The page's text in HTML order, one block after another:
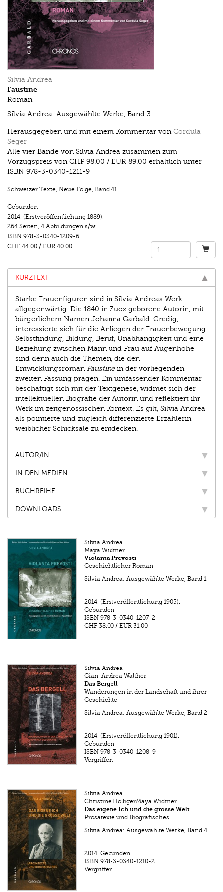
Silvia Andrea
Faustine
Roman
Silvia Andrea: Ausgewählte Werke, Band 3
Herausgegeben und mit einem Kommentar von Cordula
Seger
Alle vier Bände von Silvia Andrea zusammen zum
Vorzugspreis von CHF 98.00 / EUR 89.00 erhältlich unter
ISBN 978-3-0340-1211-9
Schweizer Texte, Neue Folge, Band 41
Gebunden
2014. (Erstveröffentlichung 1889).
264 Seiten, 4 Abbildungen s/w.
ISBN 978-3-0340-1209-6
CHF 44.00 / EUR 40.00
KURZTEXT
Starke Frauenfiguren sind in Silvia Andreas Werk
allgegenwärtig. Die 1840 in Zuoz geborene Autorin, mit
bürgerlichem Namen Johanna Garbald-Gredig,
interessierte sich für die Anliegen der Frauenbewegung.
Selbstfindung, Bildung, Beruf, Unabhängigkeit und eine
Beziehung zwischen Mann und Frau auf Augenhöhe
sind denn auch die Themen, die den
Entwicklungsroman Faustinein der vorliegenden
zweiten Fassung prägen. Ein umfassender Kommentar
beschäftigt sich mit der Textgenese, widmet sich der
intellektuellen Biografie der Autorin und reflektiert ihr
Werk im zeitgenössischen Kontext. Es gilt, Silvia Andrea
als pointierte und zugleich differenzierte Erzählerin
weiblicher Schicksale zu entdecken.
AUTOR/IN
IN DEN MEDIEN
BUCHREIHE
DOWNLOADS
Silvia Andrea
Maya Widmer
Violanta Prevosti
Geschichtlicher Roman
Silvia Andrea: Ausgewählte Werke, Band 1
2014. (Erstveröffentlichung 1905).
Gebunden
ISBN 978-3-0340-1207-2
CHF 38.00 /EUR 31.00
Silvia Andrea
Gian-Andrea Walther
Das Bergell
Wanderungen in der Landschaft und ihrer
Geschichte
Silvia Andrea: Ausgewählte Werke, Band 2
2014. (Erstveröffentlichung 1901).
Gebunden
ISBN 978-3-0340-1208-9
Vergriffen
Silvia Andrea
Christine HolligerMaya Widmer
Das eigene Ich und die grosse Welt
Prosatexte und Biografisches
Silvia Andrea: Ausgewählte Werke, Band 4
2014. Gebunden
ISBN 978-3-0340-1210-2
Vergriffen